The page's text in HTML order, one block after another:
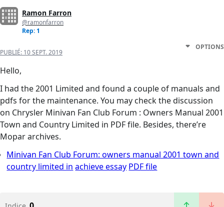
Ramon Farron
@ramonfarron
Rep: 1
PUBLIÉ: 10 SEPT. 2019
OPTIONS
Hello,
I had the 2001 Limited and found a couple of manuals and
pdfs for the maintenance. You may check the discussion
on Chrysler Minivan Fan Club Forum : Owners Manual 2001
Town and Country Limited in PDF file. Besides, there’re
Mopar archives.
Minivan Fan Club Forum: owners manual 2001 town and
country limited in achieve essay PDF file